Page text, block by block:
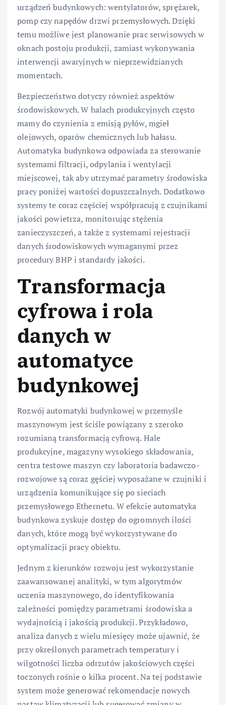
urządzeń budynkowych: wentylatorów, sprężarek,
pomp czy napędów drzwi przemysłowych. Dzięki
temu możliwe jest planowanie prac serwisowych w
oknach postoju produkcji, zamiast wykonywania
interwencji awaryjnych w nieprzewidzianych
momentach.
Bezpieczeństwo dotyczy również aspektów
środowiskowych. W halach produkcyjnych często
mamy do czynienia z emisją pyłów, mgieł
olejowych, oparów chemicznych lub hałasu.
Automatyka budynkowa odpowiada za sterowanie
systemami filtracji, odpylania i wentylacji
miejscowej, tak aby utrzymać parametry środowiska
pracy poniżej wartości dopuszczalnych. Dodatkowo
systemy te coraz częściej współpracują z czujnikami
jakości powietrza, monitorując stężenia
zanieczyszczeń, a także z systemami rejestracji
danych środowiskowych wymaganymi przez
procedury BHP i standardy jakości.
Transformacja
cyfrowa i rola
danych w
automatyce
budynkowej
Rozwój automatyki budynkowej w przemyśle
maszynowym jest ściśle powiązany z szeroko
rozumianą transformacją cyfrową. Hale
produkcyjne, magazyny wysokiego składowania,
centra testowe maszyn czy laboratoria badawczo-
rozwojowe są coraz gęściej wyposażane w czujniki i
urządzenia komunikujące się po sieciach
przemysłowego Ethernetu. W efekcie automatyka
budynkowa zyskuje dostęp do ogromnych ilości
danych, które mogą być wykorzystywane do
optymalizacji pracy obiektu.
Jednym z kierunków rozwoju jest wykorzystanie
zaawansowanej analityki, w tym algorytmów
uczenia maszynowego, do identyfikowania
zależności pomiędzy parametrami środowiska a
wydajnością i jakością produkcji. Przykładowo,
analiza danych z wielu miesięcy może ujawnić, że
przy określonych parametrach temperatury i
wilgotności liczba odrzutów jakościowych części
toczonych rośnie o kilka procent. Na tej podstawie
system może generować rekomendacje nowych